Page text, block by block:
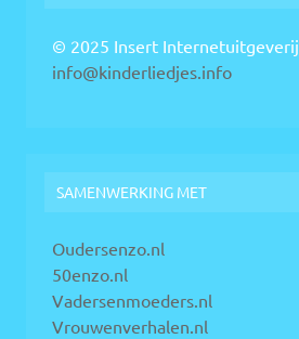
© 2025 Insert Internetuitgeverij
info@kinderliedjes.info
SAMENWERKING MET
Oudersenzo.nl
50enzo.nl
Vadersenmoeders.nl
Vrouwenverhalen.nl